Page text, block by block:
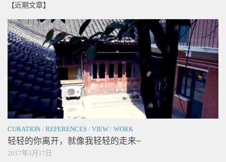
【近期文章】
CURATION / REFERENCES / VIEW / WORK
轻轻的你离开，就像我轻轻的走来~
2017年3月17日